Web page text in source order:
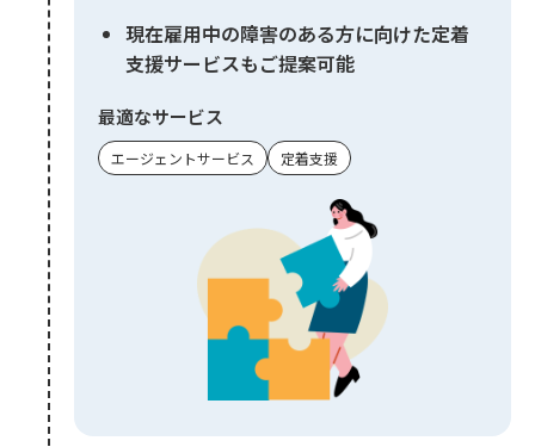
現在雇用中の障害のある方に向けた定着
支援サービスもご提案可能
最適なサービス
エージェントサービス 定着支援